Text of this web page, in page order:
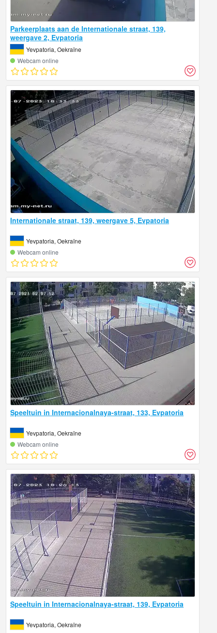
Parkeerplaats aan de Internationale straat, 139,
weergave 2, Evpatoria
Yevpatoria, Oekraïne
Webcam online
Internationale straat, 139, weergave 5, Evpatoria
Yevpatoria, Oekraïne
Webcam online
Speeltuin in Internacionalnaya-straat, 133, Evpatoria
Yevpatoria, Oekraïne
Webcam online
Speeltuin in Internacionalnaya-straat, 139, Evpatoria
Yevpatoria, Oekraïne